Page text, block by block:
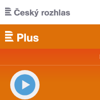
Přejít k hlavnímu obsahu